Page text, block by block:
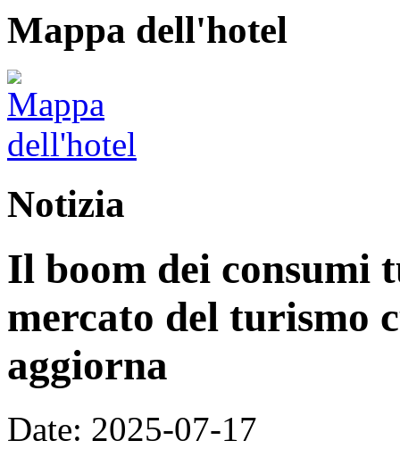
Mappa dell'hotel
Notizia
Il boom dei consumi
mercato del turismo
aggiorna
Date: 2025-07-17